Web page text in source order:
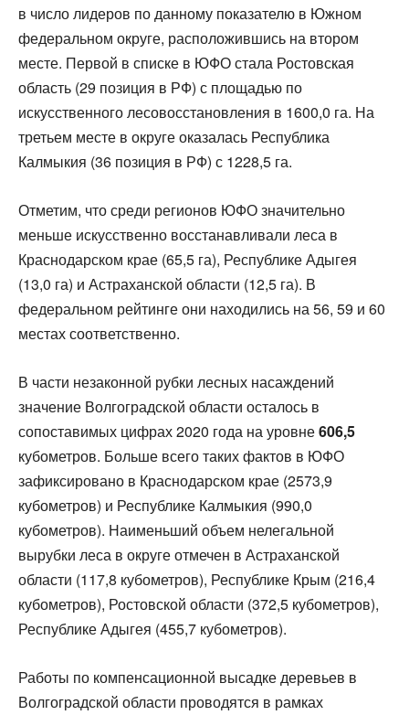
в число лидеров по данному показателю в Южном
федеральном округе, расположившись на втором
месте. Первой в списке в ЮФО стала Ростовская
область (29 позиция в РФ) с площадью по
искусственного лесовосстановления в 1600,0 га. На
третьем месте в округе оказалась Республика
Калмыкия (36 позиция в РФ) с 1228,5 га.
Отметим, что среди регионов ЮФО значительно
меньше искусственно восстанавливали леса в
Краснодарском крае (65,5 га), Республике Адыгея
(13,0 га) и Астраханской области (12,5 га). В
федеральном рейтинге они находились на 56, 59 и 60
местах соответственно.
В части незаконной рубки лесных насаждений
значение Волгоградской области осталось в
сопоставимых цифрах 2020 года на уровне606,5
кубометров. Больше всего таких фактов в ЮФО
зафиксировано в Краснодарском крае (2573,9
кубометров) и Республике Калмыкия (990,0
кубометров). Наименьший объем нелегальной
вырубки леса в округе отмечен в Астраханской
области (117,8 кубометров), Республике Крым (216,4
кубометров), Ростовской области (372,5 кубометров),
Республике Адыгея (455,7 кубометров).
Работы по компенсационной высадке деревьев в
Волгоградской области проводятся в рамках